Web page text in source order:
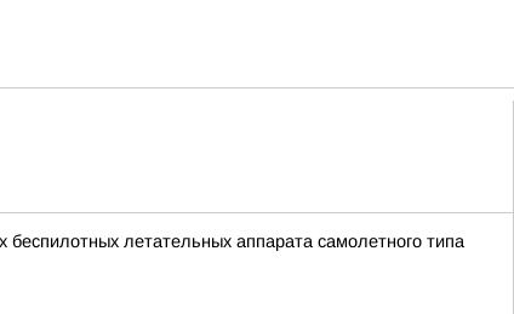
летательных аппарата самолетного типа